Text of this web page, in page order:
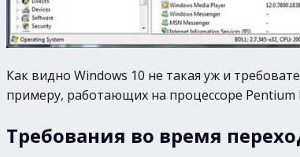
Как видно Windows 10 не такая уж и
примеру, работающих на процессоре Pentium
Требования во время